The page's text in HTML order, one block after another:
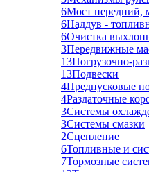
6Мост передний,
6Наддув -
6Очистка
3Передвижные
13Погрузочно-
13Подвески
4Предпусковые
4Раздаточные
3Системы
3Системы смазки
2Сцепление
6Топливные и
7Тормозные